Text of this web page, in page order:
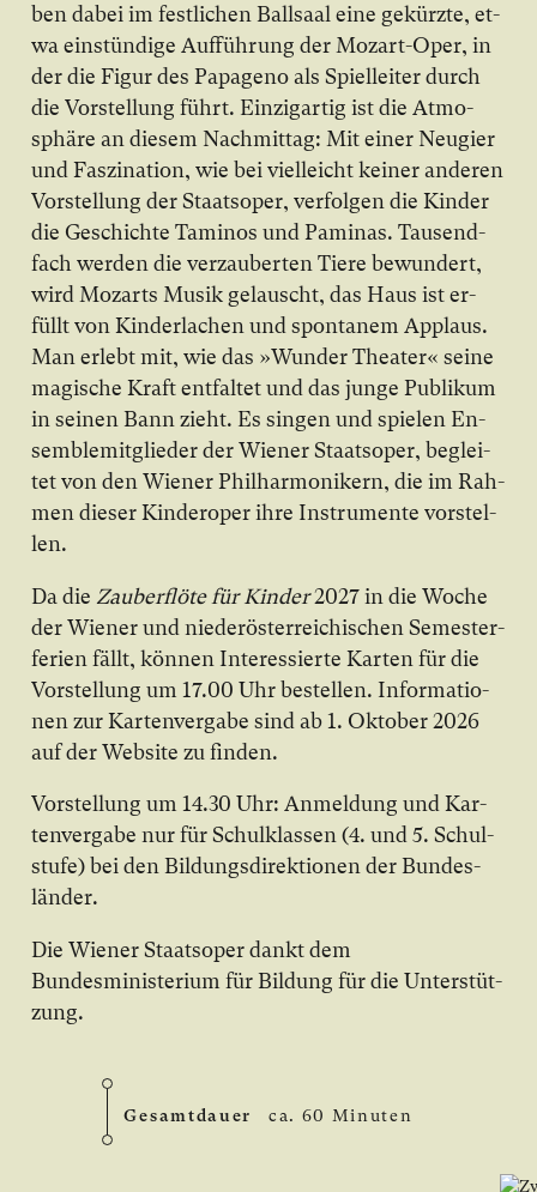
ben da­bei im fest­li­chen Ball­saal ei­ne ge­kürz­te, et­
wa ein­stün­di­ge Auf­füh­rung der Mo­zart-O­per, in
der die Fi­gur des Pa­pa­ge­no als Spiel­lei­ter durch
die Vor­stel­lung führt. Ein­zig­ar­tig ist die At­mo­
sphä­re an die­sem Nach­mit­tag: Mit ei­ner Neu­gier
und Fas­zi­na­ti­on, wie bei viel­leicht kei­ner an­de­ren
Vor­stel­lung der Staats­o­per, ver­fol­gen die Kin­der
die Ge­schich­te Ta­mi­nos und Pa­mi­nas. Tau­send­
fach wer­den die ver­zau­ber­ten Tie­re be­wun­dert,
wird Mo­zarts Mu­sik ge­lau­scht, das Haus ist er­
füllt von Kin­der­la­chen und spon­ta­nem Ap­plaus.
Man er­lebt mit, wie das »Wun­der The­a­ter« sei­ne
ma­gi­sche Kraft ent­fal­tet und das jun­ge Pu­bli­kum
in sei­nen Bann zieht. Es sin­gen und spie­len En­
sem­ble­mit­glie­der der Wiener Staatsoper, be­glei­
tet von den Wiener Philharmonikern, die im Rah­
men die­ser Kin­der­o­per ih­re In­stru­men­te vor­stel­
len.
Da die Zauberflöte für Kin­der2027 in die Wo­che
der Wiener und nie­der­ös­ter­rei­chi­schen Se­mes­ter­
fe­rien fällt, kön­nen In­ter­es­sier­te Kar­ten für die
Vor­stel­lung um 17.00 Uhr be­stel­len. In­for­ma­tio­
nen zur Kar­ten­ver­ga­be sind ab 1. Ok­to­ber 2026
auf der Web­site zu fin­den.
Vor­stel­lung um 14.30 Uhr: An­mel­dung und Kar­
ten­ver­ga­be nur für Schul­klas­sen (4. und 5. Schul­
stu­fe) bei den Bil­dungs­di­rek­tio­nen der Bun­des­
län­der.
Die Wiener Staatsoper dankt dem
Bundesministerium für Bildung für die Un­ter­stüt­
zung.
Gesamtdauer ca. 60 Minuten